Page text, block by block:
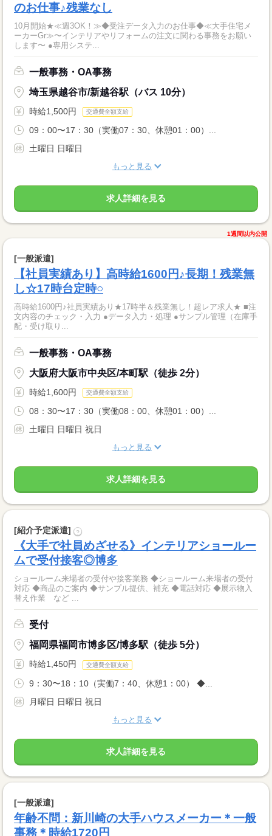
のお仕事♪残業なし
10月開始★≪週3OK！≫◆受注データ入力のお仕事◆≪大手住宅メ
ーカーGr≫〜インテリアやリフォームの注文に関わる事務をお願い
します〜 ●専用システ...
一般事務・OA事務
埼玉県越谷市/新越谷駅（バス 10分）
時給1,500円 交通費全額支給
09：00〜17：30（実働07：30、休憩01：00）...
土曜日 日曜日
もっと見る
求人詳細を見る
1週間以内公開
[一般派遣]
【社員実績あり】高時給1600円♪長期！残業無
し☆17時台定時○
高時給1600円♪社員実績あり★17時半＆残業無し！超レア求人★ ■注
文内容のチェック・入力 ●データ入力・処理 ●サンプル管理（在庫手
配・受け取り...
一般事務・OA事務
大阪府大阪市中央区/本町駅（徒歩 2分）
時給1,600円 交通費全額支給
08：30〜17：30（実働08：00、休憩01：00）...
土曜日 日曜日 祝日
もっと見る
求人詳細を見る
[紹介予定派遣] ?
《大手で社員めざせる》インテリアショールー
ムで受付接客◎博多
ショールーム来場者の受付や接客業務 ◆ショールーム来場者の受付
対応 ◆商品のご案内 ◆サンプル提供、補充 ◆電話対応 ◆展示物入
替え作業 など ...
受付
福岡県福岡市博多区/博多駅（徒歩 5分）
時給1,450円 交通費全額支給
9：30〜18：10（実働7：40、休憩1：00） ◆...
月曜日 日曜日 祝日
もっと見る
求人詳細を見る
[一般派遣]
年齢不問：新川崎の大手ハウスメーカー＊一般
事務＊時給1720円